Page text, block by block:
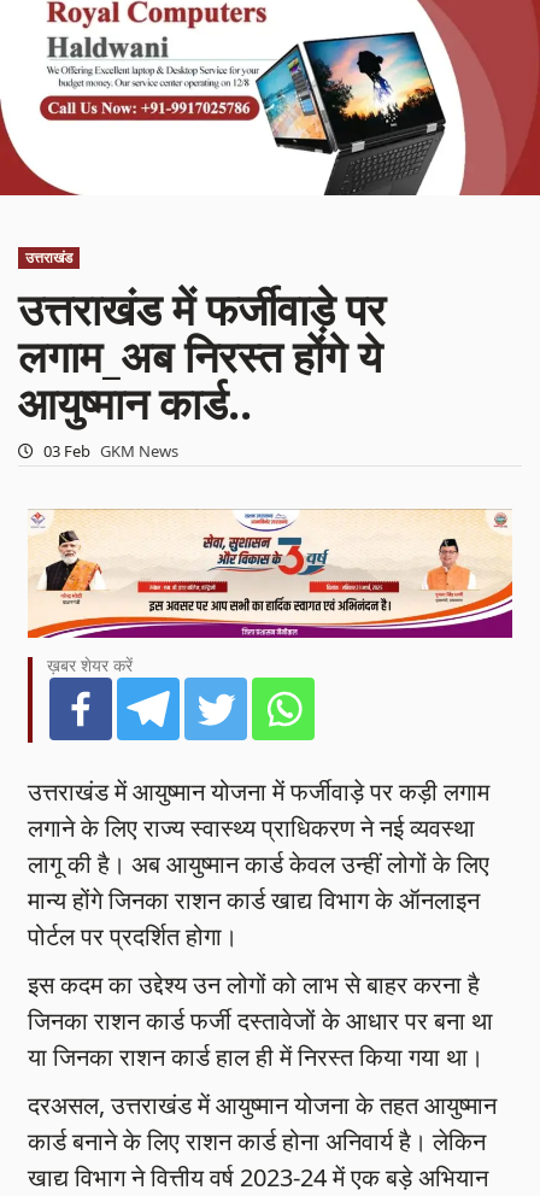
उत्तराखंड
उत्तराखंड में फर्जीवाड़े पर
लगाम_अब निरस्त होंगे ये
आयुष्मान कार्ड..
03 Feb GKM News
ख़बर शेयर करें
उत्तराखंड में आयुष्मान योजना में फर्जीवाड़े पर कड़ी लगाम
लगाने के लिए राज्य स्वास्थ्य प्राधिकरण ने नई व्यवस्था
लागू की है। अब आयुष्मान कार्ड केवल उन्हीं लोगों के लिए
मान्य होंगे जिनका राशन कार्ड खाद्य विभाग के ऑनलाइन
पोर्टल पर प्रदर्शित होगा।
इस कदम का उद्देश्य उन लोगों को लाभ से बाहर करना है
जिनका राशन कार्ड फर्जी दस्तावेजों के आधार पर बना था
या जिनका राशन कार्ड हाल ही में निरस्त किया गया था।
दरअसल, उत्तराखंड में आयुष्मान योजना के तहत आयुष्मान
कार्ड बनाने के लिए राशन कार्ड होना अनिवार्य है। लेकिन
खाद्य विभाग ने वित्तीय वर्ष 2023-24 में एक बड़े अभियान